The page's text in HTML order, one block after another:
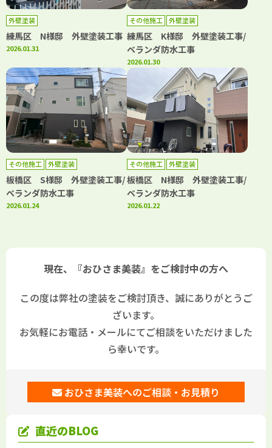
外壁塗装
練馬区 N様邸 外壁塗装工事
2026.01.31
その他施工 外壁塗装
練馬区 K様邸 外壁塗装工事/
ベランダ防水工事
2026.01.30
その他施工 外壁塗装
板橋区 S様邸 外壁塗装工事/
ベランダ防水工事
2026.01.24
その他施工 外壁塗装
板橋区 N様邸 外壁塗装工事/
ベランダ防水工事
2026.01.22
現在、『おひさま美装』をご検討中の方へ
この度は弊社の塗装をご検討頂き、誠にありがとうご
ざいます。
お気軽にお電話・メールにてご相談をいただけました
ら幸いです。
おひさま美装へのご相談・お見積り
直近のBLOG